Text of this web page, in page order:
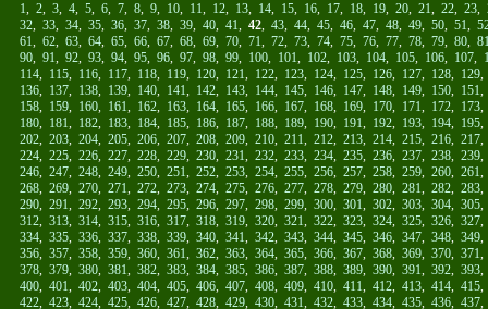
1, 2, 3, 4, 5, 6, 7, 8, 9, 10, 11, 12, 13, 14, 15, 16, 17, 18, 19, 20, 21, 22, 23,
32, 33, 34, 35, 36, 37, 38, 39, 40, 41, 42, 43, 44, 45, 46, 47, 48, 49, 50, 51,
61, 62, 63, 64, 65, 66, 67, 68, 69, 70, 71, 72, 73, 74, 75, 76, 77, 78, 79, 80,
90, 91, 92, 93, 94, 95, 96, 97, 98, 99, 100, 101, 102, 103, 104, 105, 106, 107,
114, 115, 116, 117, 118, 119, 120, 121, 122, 123, 124, 125, 126, 127, 128, 129
136, 137, 138, 139, 140, 141, 142, 143, 144, 145, 146, 147, 148, 149, 150, 151
158, 159, 160, 161, 162, 163, 164, 165, 166, 167, 168, 169, 170, 171, 172, 173
180, 181, 182, 183, 184, 185, 186, 187, 188, 189, 190, 191, 192, 193, 194, 195
202, 203, 204, 205, 206, 207, 208, 209, 210, 211, 212, 213, 214, 215, 216, 217
224, 225, 226, 227, 228, 229, 230, 231, 232, 233, 234, 235, 236, 237, 238, 239
246, 247, 248, 249, 250, 251, 252, 253, 254, 255, 256, 257, 258, 259, 260, 261
268, 269, 270, 271, 272, 273, 274, 275, 276, 277, 278, 279, 280, 281, 282, 283
290, 291, 292, 293, 294, 295, 296, 297, 298, 299, 300, 301, 302, 303, 304, 305
312, 313, 314, 315, 316, 317, 318, 319, 320, 321, 322, 323, 324, 325, 326, 327
334, 335, 336, 337, 338, 339, 340, 341, 342, 343, 344, 345, 346, 347, 348, 349
356, 357, 358, 359, 360, 361, 362, 363, 364, 365, 366, 367, 368, 369, 370, 371
378, 379, 380, 381, 382, 383, 384, 385, 386, 387, 388, 389, 390, 391, 392, 393
400, 401, 402, 403, 404, 405, 406, 407, 408, 409, 410, 411, 412, 413, 414, 415
422, 423, 424, 425, 426, 427, 428, 429, 430, 431, 432, 433, 434, 435, 436, 437